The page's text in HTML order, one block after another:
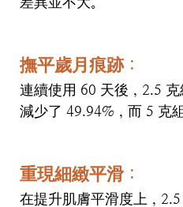
撫平歲月痕跡：
連續使用 60 天後， 2.5
減少了 49.94% ，而 5 克
重現細緻平滑 ：
在提升肌膚平滑度上， 2.5